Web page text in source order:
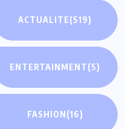
ACTUALITE(519)
ENTERTAINMENT(5)
FASHION(16)